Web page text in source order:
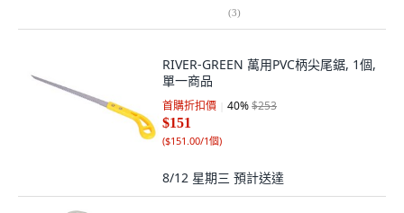
(3)
RIVER-GREEN 萬用PVC柄尖尾鋸, 1個,
單一商品
首購折扣價 40%$253
$151
($151.00/1個)
8/12 星期三 預計送達